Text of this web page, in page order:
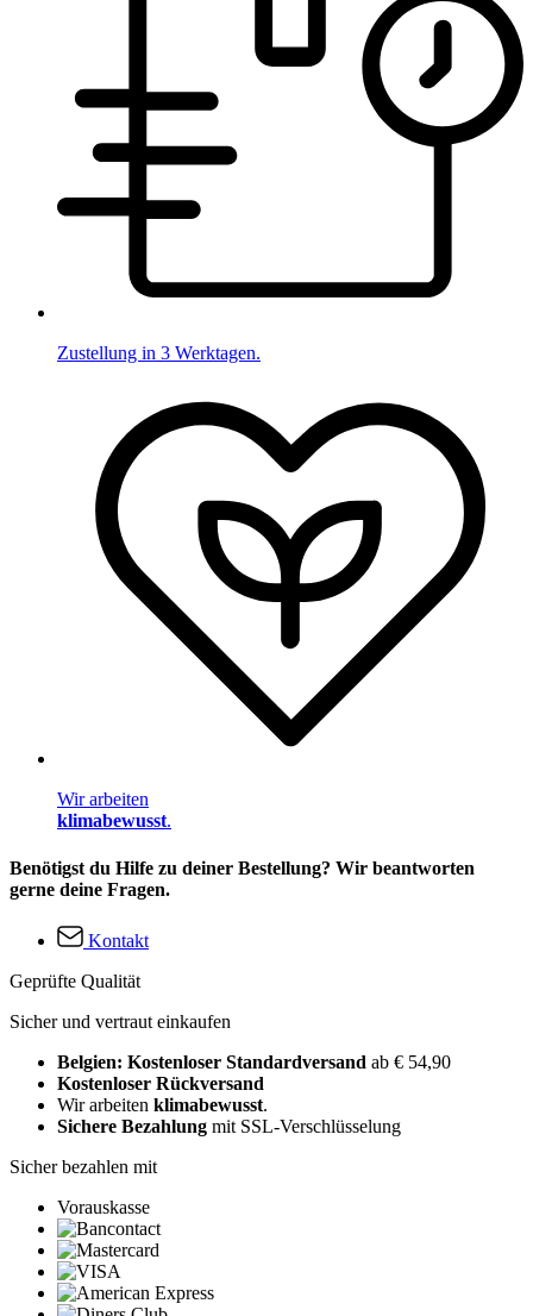
Zustellung in 3 Werktagen.
Wir arbeiten
klimabewusst.
Benötigst du Hilfe zu deiner Bestellung? Wir beantworten
gerne deine Fragen.
Kontakt
Geprüfte Qualität
Sicher und vertraut einkaufen
Belgien: Kostenloser Standardversand ab € 54,90
Kostenloser Rückversand
Wir arbeiten klimabewusst.
Sichere Bezahlung mit SSL-Verschlüsselung
Sicher bezahlen mit
Vorauskasse